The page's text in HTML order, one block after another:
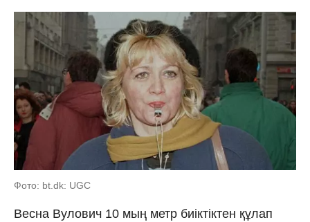
Фото: bt.dk: UGC
Весна Вулович 10 мың метр биіктіктен құлап